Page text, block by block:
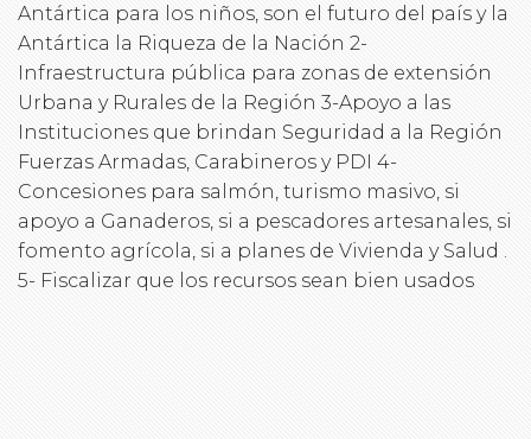
Antártica para los niños, son el futuro del país y la
Antártica la Riqueza de la Nación 2-
Infraestructura pública para zonas de extensión
Urbana y Rurales de la Región 3-Apoyo a las
Instituciones que brindan Seguridad a la Región
Fuerzas Armadas, Carabineros y PDI 4-
Concesiones para salmón, turismo masivo, si
apoyo a Ganaderos, si a pescadores artesanales, si
fomento agrícola, si a planes de Vivienda y Salud .
5- Fiscalizar que los recursos sean bien usados